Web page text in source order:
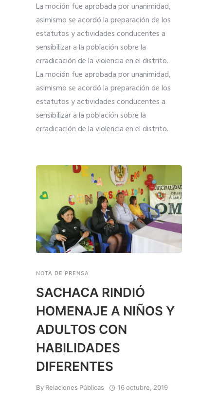
La moción fue aprobada por unanimidad,
asimismo se acordó la preparación de los
estatutos y actividades conducentes a
sensibilizar a la población sobre la
erradicación de la violencia en el distrito.
La moción fue aprobada por unanimidad,
asimismo se acordó la preparación de los
estatutos y actividades conducentes a
sensibilizar a la población sobre la
erradicación de la violencia en el distrito.
NOTA DE PRENSA
SACHACA RINDIÓ
HOMENAJE A NIÑOS Y
ADULTOS CON
HABILIDADES
DIFERENTES
By Relaciones Públicas 16 octubre, 2019